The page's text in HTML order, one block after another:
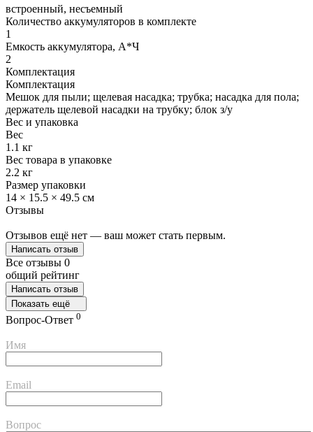
встроенный, несъемный
Количество аккумуляторов в комплекте
1
Емкость аккумулятора, А*Ч
2
Комплектация
Комплектация
Мешок для пыли; щелевая насадка; трубка; насадка для пола;
держатель щелевой насадки на трубку; блок з/у
Вес и упаковка
Вес
1.1 кг
Вес товара в упаковке
2.2 кг
Размер упаковки
14 × 15.5 × 49.5 см
Отзывы
Отзывов ещё нет — ваш может стать первым.
Написать отзыв
Все отзывы 0
общий рейтинг
Написать отзыв
Показать ещё
Вопрос-Ответ 0
Имя
Email
Вопрос